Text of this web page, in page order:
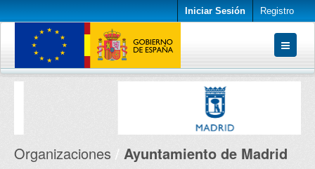
Iniciar Sesión Registro
Conjuntos de datos
Organizaciones Ayuntamiento de Madrid